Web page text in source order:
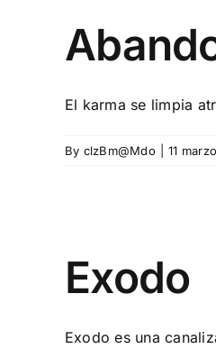
El karma se limpia
By clzBm@Mdo 11
Exodo
Exodo es una